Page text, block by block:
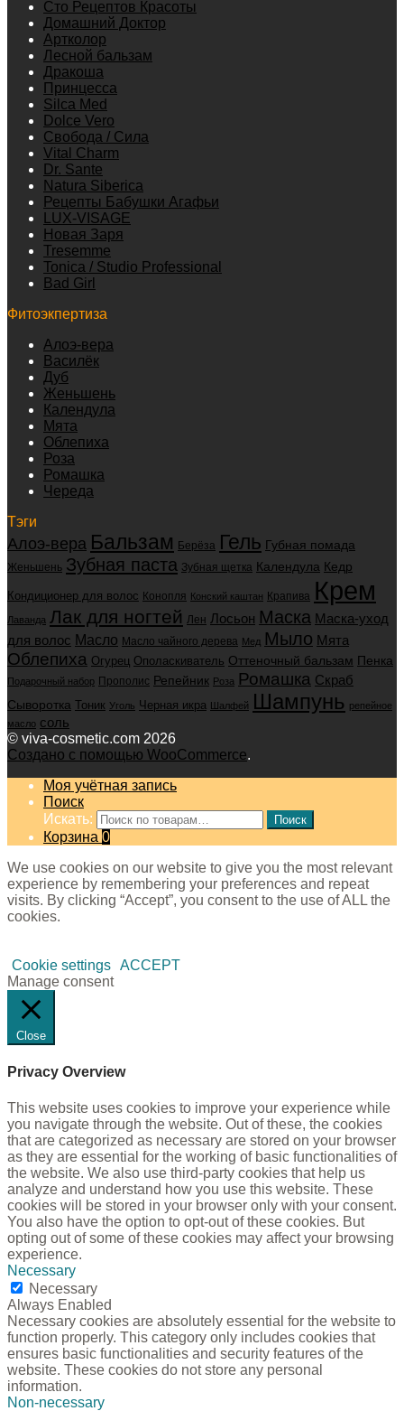
Сто Рецептов Красоты
Домашний Доктор
Артколор
Лесной бальзам
Дракоша
Принцесса
Silca Med
Dolce Vero
Свобода / Сила
Vital Charm
Dr. Sante
Natura Siberica
Рецепты Бабушки Агафьи
LUX-VISAGE
Новая Заря
Tresemme
Tonica / Studio Professional
Bad Girl
Фитоэкпертиза
Алоэ-вера
Василёк
Дуб
Женьшень
Календула
Мята
Облепиха
Роза
Ромашка
Череда
Тэги
Алоэ-вера Бальзам Берёза Гель Губная помада
Женьшень Зубная паста Зубная щетка Календула Кедр
Кондиционер для волос Конопля Конский каштан Крапива Крем
Лаванда Лак для ногтей Лен Лосьон Маска Маска-уход
для волос Масло Масло чайного дерева Мед Мыло Мята
Облепиха Огурец Ополаскиватель Оттеночный бальзам Пенка
Подарочный набор Прополис Репейник Роза Ромашка Скраб
Сыворотка Тоник Уголь Черная икра Шалфей Шампунь репейное
масло соль
© viva-cosmetic.com 2026
Создано с помощью WooCommerce.
Моя учётная запись
Поиск
Искать:
Поиск
Корзина 0
We use cookies on our website to give you the most relevant
experience by remembering your preferences and repeat
visits. By clicking “Accept”, you consent to the use of ALL the
cookies.
Cookie settings ACCEPT
Manage consent
Close
Privacy Overview
This website uses cookies to improve your experience while
you navigate through the website. Out of these, the cookies
that are categorized as necessary are stored on your browser
as they are essential for the working of basic functionalities of
the website. We also use third-party cookies that help us
analyze and understand how you use this website. These
cookies will be stored in your browser only with your consent.
You also have the option to opt-out of these cookies. But
opting out of some of these cookies may affect your browsing
experience.
Necessary
Necessary
Always Enabled
Necessary cookies are absolutely essential for the website to
function properly. This category only includes cookies that
ensures basic functionalities and security features of the
website. These cookies do not store any personal
information.
Non-necessary